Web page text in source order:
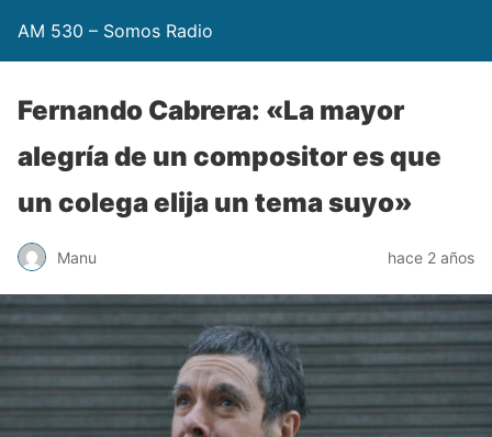
AM 530 – Somos Radio
Fernando Cabrera: «La mayor
alegría de un compositor es que
un colega elija un tema suyo»
Manu hace 2 años